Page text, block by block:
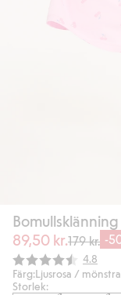
89,50 kr.179 kr. -
4.8
Färg:Ljusrosa /
Storlek: